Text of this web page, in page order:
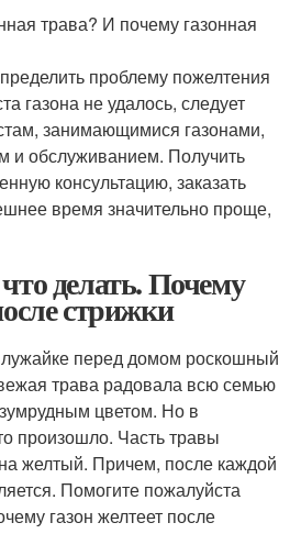
трава? И почему газонная
проблему пожелтения
газона не удалось, следует
занимающимися газонами,
и обслуживанием. Получить
консультацию, заказать
время значительно проще,
делать. Почему
стрижки
лужайке перед домом роскошный
трава радовала всю семью
цветом. Но в
произошло. Часть травы
желтый. Причем, после каждой
Помогите пожалуйста
газон желтеет после